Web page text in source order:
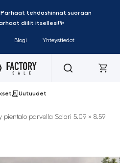
tehdashinnat suoraan
diilit itsellesi!✨
Blogi Yhteystiedot
Uutuudet
pientalo parvella Solari 5.09 × 8.59